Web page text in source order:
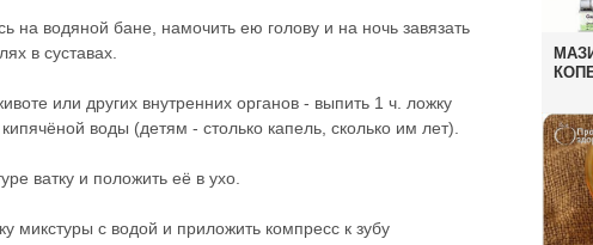
на водяной бане, намочить ею голову и на ночь завязать
в суставах.
или других внутренних органов - выпить 1 ч. ложку
воды (детям - столько капель, сколько им лет).
ватку и положить её в ухо.
микстуры с водой и приложить компресс к зубу